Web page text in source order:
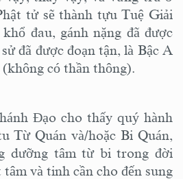
tử sẽ thành tựu Tuệ Giải
đau, gánh nặng đã được
đã được đoạn tận, là Bậc A
có thần thông).
Đạo cho thấy quý hành
Từ Quán và/hoặc Bi Quán,
dưỡng tâm từ bi trong đời
và tinh cần cho đến sung